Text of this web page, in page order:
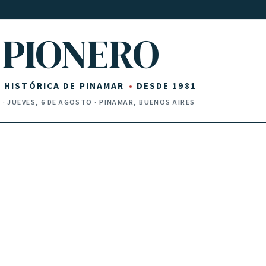
PIONERO
HISTÓRICA DE PINAMAR DESDE 1981
·JUEVES, 6 DE AGOSTO · PINAMAR, BUENOS AIRES